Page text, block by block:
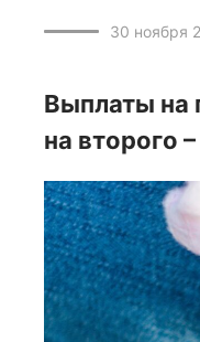
30 ноября
Выплаты на
на второго